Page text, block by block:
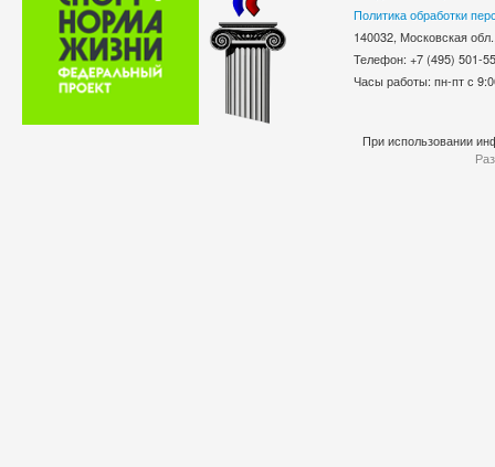
Политика обработки
140032, Московская
Телефон: +7 (495)
Часы работы: пн-пт с
При использовании